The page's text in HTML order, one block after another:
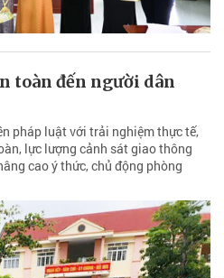
toàn đến người dân
pháp luật với trải nghiệm thực tế,
lực lượng cảnh sát giao thông
cao ý thức, chủ động phòng